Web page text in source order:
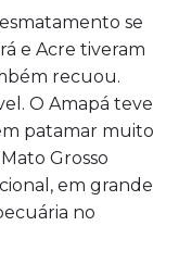
se
e Acre tiveram
recuou.
O Amapá teve
patamar muito
Grosso
em grande
no